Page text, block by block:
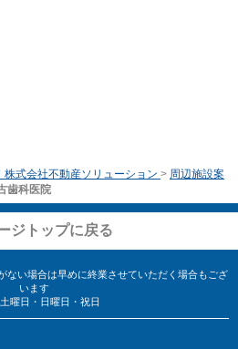
式会社不動産ソリューション > 周辺施設案
歯科医院
ジトップに戻る
い場合は早めに終業させていただく場合もござ
います
曜日・日曜日・祝日